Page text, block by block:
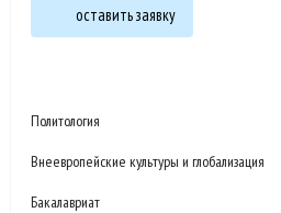
оставить заявку
Политология
Внеевропейские культуры и глобализация
Бакалавриат